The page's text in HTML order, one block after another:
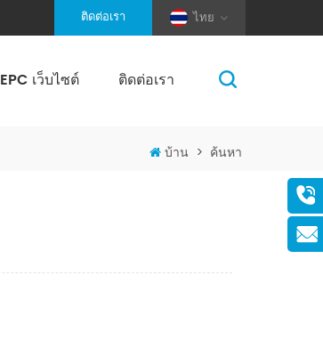
ไทย
ติดต่อเรา
EPC เว็บไซต์ ติดต่อเรา
บ้าน > ค้นหา